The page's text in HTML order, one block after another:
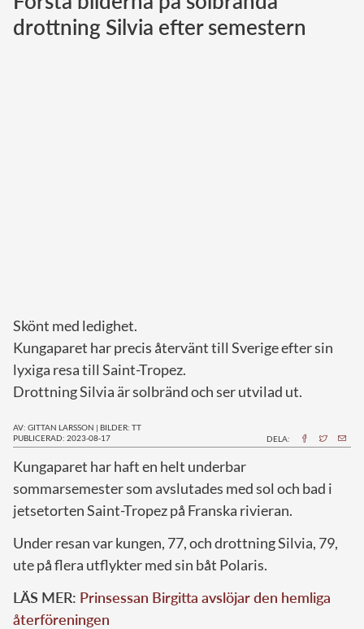
Norska kungahuset
drottning Silvia efter semestern
Skönt med ledighet.
Kungaparet har precis återvänt till Sverige efter sin
lyxiga resa till Saint-Tropez.
Drottning Silvia är solbränd och ser utvilad ut.
AV: GITTAN LARSSON | BILDER: TT
PUBLICERAD: 2023-08-17
DELA:
Kungaparet har haft en helt underbar
sommarsemester som avslutades med sol och bad i
jetsetorten Saint-Tropez på Franska rivieran.
Under resan var kungen, 77, och drottning Silvia, 79,
ute på flera utflykter med sin båt Polaris.
LÄS MER: Prinsessan Birgitta avslöjar den hemliga
återföreningen